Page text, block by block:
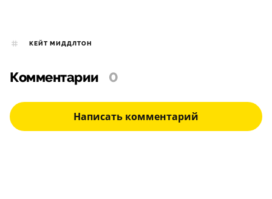
КЕЙТ МИДДЛТОН
Комментарии 0
Написать комментарий